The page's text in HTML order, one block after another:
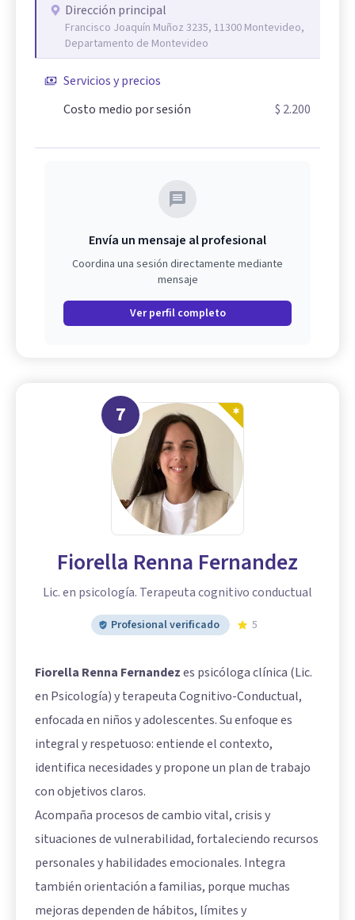
Dirección principal
Francisco Joaquín Muñoz 3235, 11300 Montevideo,
Departamento de Montevideo
Servicios y precios
Costo medio por sesión
$ 2.200
Envía un mensaje al profesional
Coordina una sesión directamente mediante
mensaje
Ver perfil completo
7
Fiorella Renna Fernandez
Lic. en psicología. Terapeuta cognitivo conductual
Profesional verificado 5
Fiorella Renna Fernandezes psicóloga clínica (Lic.
en Psicología) y terapeuta Cognitivo-Conductual,
enfocada en niños y adolescentes. Su enfoque es
integral y respetuoso: entiende el contexto,
identifica necesidades y propone un plan de trabajo
con objetivos claros.
Acompaña procesos de cambio vital, crisis y
situaciones de vulnerabilidad, fortaleciendo recursos
personales y habilidades emocionales. Integra
también orientación a familias, porque muchas
mejoras dependen de hábitos, límites y